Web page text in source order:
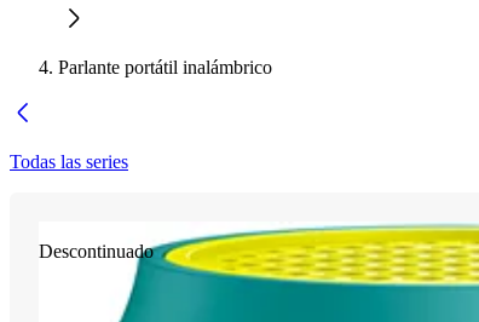
Parlante portátil inalámbrico
Todas las series
Descontinuado